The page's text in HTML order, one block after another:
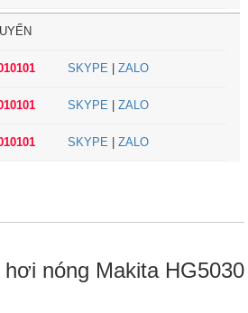
SKYPE ZALO
SKYPE ZALO
SKYPE ZALO
nóng Makita HG5030